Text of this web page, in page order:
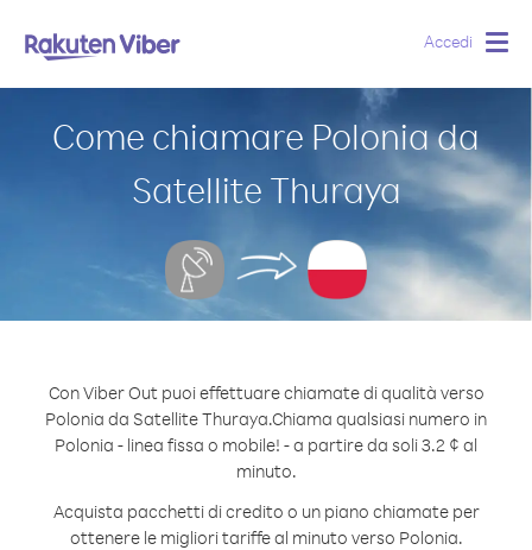
Accedi
Come chiamare Polonia da
Satellite Thuraya
Con Viber Out puoi effettuare chiamate di qualità verso
Polonia da Satellite Thuraya.Chiama qualsiasi numero in
Polonia - linea fissa o mobile! - a partire da soli 3.2 ¢ al
minuto.
Acquista pacchetti di credito o un piano chiamate per
ottenere le migliori tariffe al minuto verso Polonia.